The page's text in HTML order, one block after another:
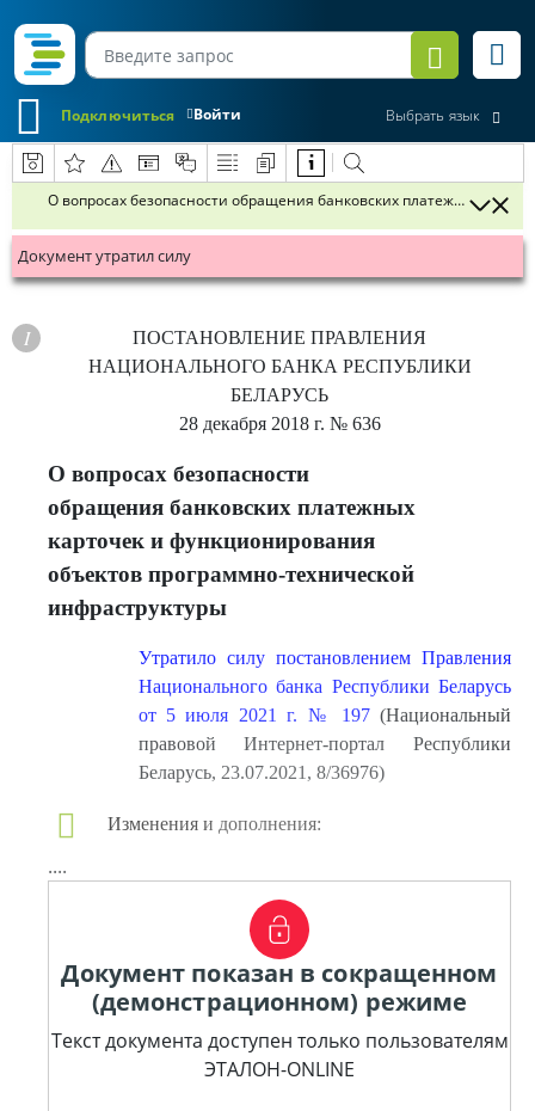
Войти
Подключиться Выбрать язык
О вопросах безопасности обращения банковских платежных
Документ утратил силу
ПОСТАНОВЛЕНИЕ ПРАВЛЕНИЯ
НАЦИОНАЛЬНОГО БАНКА РЕСПУБЛИКИ
БЕЛАРУСЬ
28 декабря 2018 г. № 636
О вопросах безопасности
обращения банковских платежных
карточек и функционирования
объектов программно-технической
инфраструктуры
Утратило силу постановлением Правления
Национального банка Республики Беларусь
от 5 июля 2021 г. № 197(Национальный
правовой Интернет-портал Республики
Беларусь, 23.07.2021, 8/36976)
Изменения и дополнения:
....
Документ показан в сокращенном
(демонстрационном) режиме
Текст документа доступен только пользователям
ЭТАЛОН-ONLINE